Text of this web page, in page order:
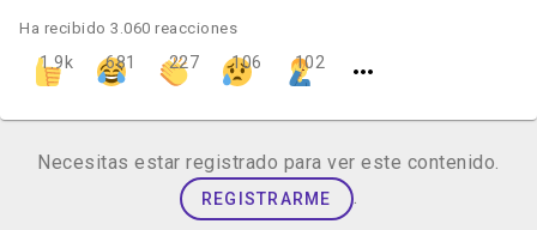
Ha recibido 3.060 reacciones
1.9k 681 227 106 102
Necesitas estar registrado para ver este contenido.
REGISTRARME .